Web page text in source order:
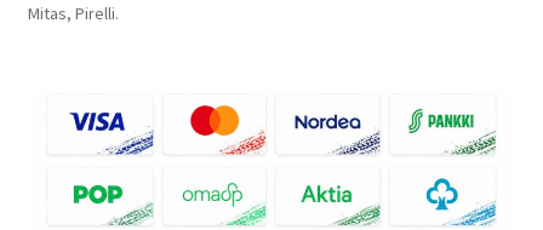
Mitas, Pirelli.